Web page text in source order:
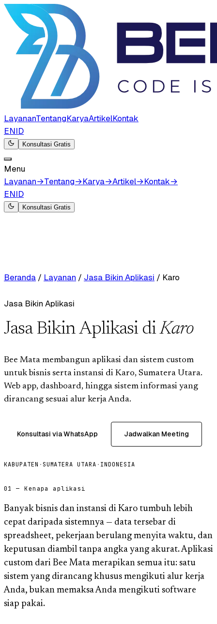
LayananTentangKaryaArtikelKontak
ENID
Konsultasi Gratis
Menu
Layanan→Tentang→Karya→Artikel→Kontak→
ENID
Konsultasi Gratis
Beranda / Layanan / Jasa Bikin Aplikasi / Karo
Jasa Bikin Aplikasi
Jasa Bikin Aplikasi diKaro
Bee Mata membangun aplikasi dan sistem custom
untuk bisnis serta instansi di Karo, Sumatera Utara.
Web app, dashboard, hingga sistem informasi yang
dirancang sesuai alur kerja Anda.
Konsultasi via WhatsApp Jadwalkan Meeting
KABUPATEN · SUMATERA UTARA · INDONESIA
01 — Kenapa aplikasi
Banyak bisnis dan instansi di Karo tumbuh lebih
cepat daripada sistemnya — data tersebar di
spreadsheet, pekerjaan berulang menyita waktu, dan
keputusan diambil tanpa angka yang akurat. Aplikasi
custom dari Bee Mata merapikan semua itu: satu
sistem yang dirancang khusus mengikuti alur kerja
Anda, bukan memaksa Anda mengikuti software
siap pakai.